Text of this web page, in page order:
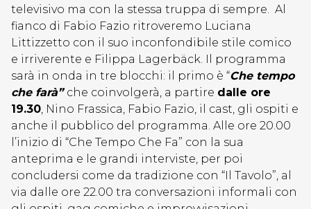
televisivo ma con la stessa truppa di sempre. Al
fianco di Fabio Fazio ritroveremo Luciana
Littizzetto con il suo inconfondibile stile comico
e irriverente e Filippa Lagerbäck. Il programma
sarà in onda in tre blocchi: il primo è “Che tempo
che farà” che coinvolgerà, a partire dalle ore
19.30, Nino Frassica, Fabio Fazio, il cast, gli ospiti e
anche il pubblico del programma. Alle ore 20.00
l’inizio di “Che Tempo Che Fa” con la sua
anteprima e le grandi interviste, per poi
concludersi come da tradizione con “Il Tavolo”, al
via dalle ore 22.00 tra conversazioni informali con